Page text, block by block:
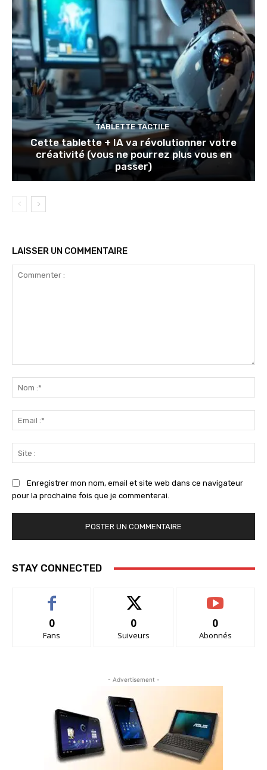
TABLETTE TACTILE
Cette tablette + IA va révolutionner votre
créativité (vous ne pourrez plus vous en
passer)
LAISSER UN COMMENTAIRE
:*
:*
:
Enregistrer mon nom, email et site web dans ce navigateur
pour la prochaine fois que je commenterai.
STAY CONNECTED
0
Fans
0
Suiveurs
0
Abonnés
- Advertisement -